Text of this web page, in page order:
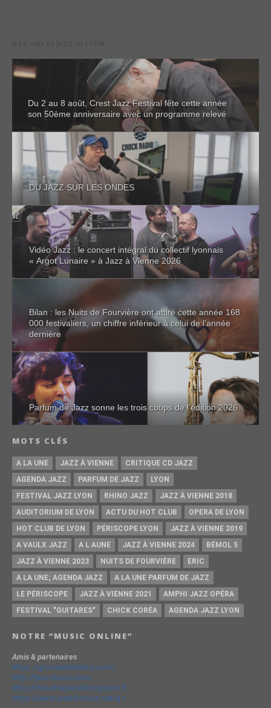
Du 2 au 8 août, Crest Jazz Festival fête cette année
son 50ème anniversaire avec un programme relevé
DU JAZZ SUR LES ONDES
Vidéo Jazz : le concert intégral du collectif lyonnais
« Argot Lunaire » à Jazz à Vienne 2026
Bilan : les Nuits de Fourvière ont attiré cette année 168
000 festivaliers, un chiffre inférieur à celui de l’année
dernière
Parfum de Jazz sonne les trois coups de l’édition 2026
MOTS CLÉS
A LA UNE JAZZ À VIENNE
CRITIQUE CD JAZZ
AGENDA JAZZ
PARFUM DE JAZZ
LYON
FESTIVAL JAZZ LYON
RHINO JAZZ
JAZZ À VIENNE 2018
AUDITORIUM DE LYON
ACTU DU HOT CLUB
OPERA DE LYON
HOT CLUB DE LYON
PÉRISCOPE LYON
JAZZ À VIENNE 2019
A VAULX JAZZ
A L AUNE JAZZ À VIENNE 2024
BÉMOL 5
JAZZ À VIENNE 2023
NUITS DE FOURVIÈRE
ERIC
A LA UNE; AGENDA JAZZ
A LA UNE PARFUM DE JAZZ
LE PÉRISCOPE
JAZZ À VIENNE 2021
AMPHI JAZZ OPÉRA
FESTIVAL "GUITARES"
CHICK CORÉA AGENDA JAZZ LYON
NOTRE “MUSIC ONLINE”
Amis & partenaires
https://groovesidestory.com/
http://lyon-music.com/
http://chrischarpenel.blogspot.fr
https://www.yvesdorison.net/q-r